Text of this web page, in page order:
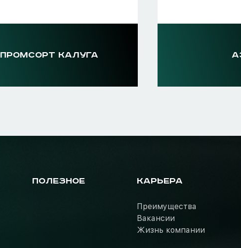
ПРОМСОРТ КАЛУГА
ПОЛЕЗНОЕ КАРЬЕРА
Преимущества
Вакансии
Жизнь компании